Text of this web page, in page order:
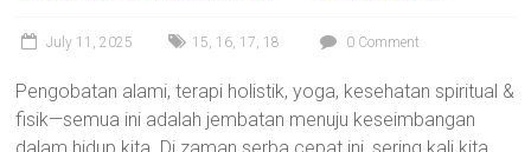
July 11, 2025 15, 16, 17, 18 0 Comment
Pengobatan alami, terapi holistik, yoga, kesehatan spiritual &
fisik—semua ini adalah jembatan menuju keseimbangan